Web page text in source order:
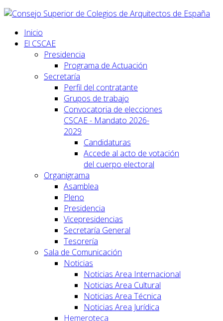
Inicio
El CSCAE
Presidencia
Programa de Actuación
Secretaría
Perfil del contratante
Grupos de trabajo
Convocatoria de elecciones
CSCAE - Mandato 2026-
2029
Candidaturas
Accede al acto de votación
del cuerpo electoral
Organigrama
Asamblea
Pleno
Presidencia
Vicepresidencias
Secretaría General
Tesorería
Sala de Comunicación
Noticias
Noticias Area Internacional
Noticias Area Cultural
Noticias Area Técnica
Noticias Area Jurídica
Hemeroteca